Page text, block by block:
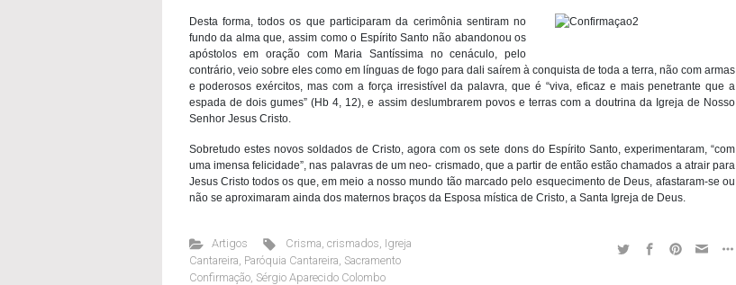
Desta forma, todos os que participaram da cerimônia sentiram no
fundo da alma que, assim como o Espírito Santo não abandonou os
apóstolos em oração com Maria Santíssima no cenáculo, pelo
contrário, veio sobre eles como em línguas de fogo para dali saírem à conquista de toda a terra, não com armas
e poderosos exércitos, mas com a força irresistível da palavra, que é “viva, eficaz e mais penetrante que a
espada de dois gumes” (Hb 4, 12), e assim deslumbrarem povos e terras com a doutrina da Igreja de Nosso
Senhor Jesus Cristo.
Sobretudo estes novos soldados de Cristo, agora com os sete dons do Espírito Santo, experimentaram, “com
uma imensa felicidade”, nas palavras de um neo- crismado, que a partir de então estão chamados a atrair para
Jesus Cristo todos os que, em meio a nosso mundo tão marcado pelo esquecimento de Deus, afastaram-se ou
não se aproximaram ainda dos maternos braços da Esposa mística de Cristo, a Santa Igreja de Deus.
Artigos Crisma, crismados, Igreja
Cantareira, Paróquia Cantareira, Sacramento
Confirmação, Sérgio Aparecido Colombo